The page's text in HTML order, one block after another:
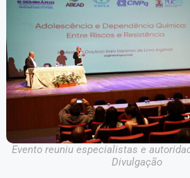
Evento reuniu especialistas e
Divulgação